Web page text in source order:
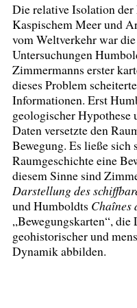
Die relative Isolation
Kaspischem Meer und
vom Weltverkehr war
Untersuchungen
Zimmermanns erster
dieses Problem
Informationen. Erst
geologischer Hypothese
Daten versetzte den
Bewegung. Es ließe sich
Raumgeschichte eine
diesem Sinne sind
Darstellung des
und Humboldts Chaînes
„Bewegungskarten“,
geohistorischer und
Dynamik abbilden.